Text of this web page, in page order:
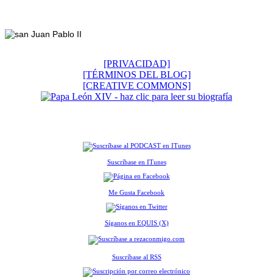
[PRIVACIDAD]
[TÉRMINOS DEL BLOG]
[CREATIVE COMMONS]
Suscríbase en ITunes
Me Gusta Facebook
Síganos en EQUIS (X)
Suscríbase al RSS